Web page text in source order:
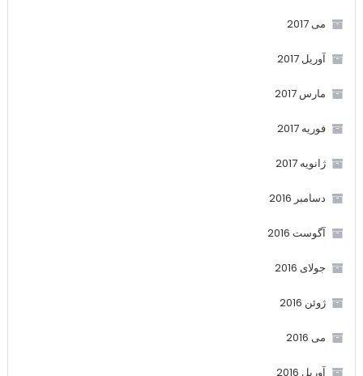
می 2017
آوریل 2017
مارس 2017
فوریه 2017
ژانویه 2017
دسامبر 2016
آگوست 2016
جولای 2016
ژوئن 2016
می 2016
آوریل 2016